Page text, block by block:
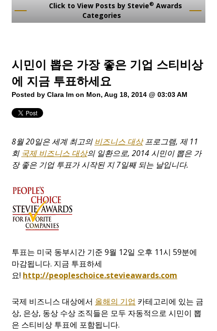
Click to View Posts by Stevie® Awards
Categories
시민이 뽑은 가장 좋은 기업 스티비상
에 지금 투표하세요
Posted by Clara Im on Mon, Aug 18, 2014 @ 03:03 AM
8월20일은세계 최고의 비즈니스 대상 프로그램, 제11
회 국제 비즈니스 대상의 일환으로, 2014 시민이 뽑은 가
장 좋은 기업 투표가 시작된 지7일째 되는 날입니다.
투표는 미국 동부시간 기준 9월 12일 오후 11시 59분에
마감됩니다. 지금 투표하세
요! http://peopleschoice.stevieawards.com
국제 비즈니스 대상에서 올해의 기업 카테고리에 있는 금
상, 은상, 동상 수상 조직들은 모두 자동적으로 시민이 뽑
은 스티비상 투표에 포함됩니다.